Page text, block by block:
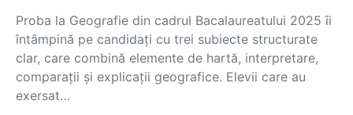
Proba la Geografie din cadrul Bacalaureatului 2025 îi
întâmpină pe candidați cu trei subiecte structurate
clar, care combină elemente de hartă, interpretare,
comparații și explicații geografice. Elevii care au
exersat…